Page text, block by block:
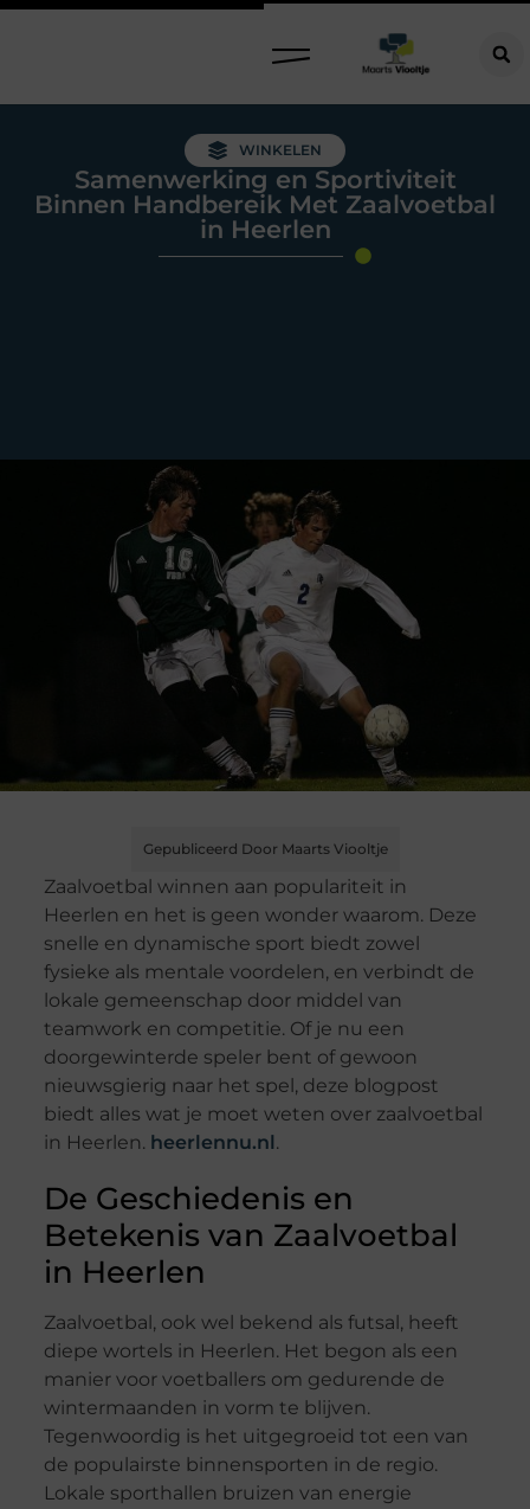
WINKELEN
Samenwerking en Sportiviteit
Binnen Handbereik Met Zaalvoetbal
in Heerlen
Gepubliceerd Door Maarts Viooltje
Zaalvoetbal winnen aan populariteit in
Heerlen en het is geen wonder waarom. Deze
snelle en dynamische sport biedt zowel
fysieke als mentale voordelen, en verbindt de
lokale gemeenschap door middel van
teamwork en competitie. Of je nu een
doorgewinterde speler bent of gewoon
nieuwsgierig naar het spel, deze blogpost
biedt alles wat je moet weten over zaalvoetbal
in Heerlen. heerlennu.nl.
De Geschiedenis en
Betekenis van Zaalvoetbal
in Heerlen
Zaalvoetbal, ook wel bekend als futsal, heeft
diepe wortels in Heerlen. Het begon als een
manier voor voetballers om gedurende de
wintermaanden in vorm te blijven.
Tegenwoordig is het uitgegroeid tot een van
de populairste binnensporten in de regio.
Lokale sporthallen bruizen van energie